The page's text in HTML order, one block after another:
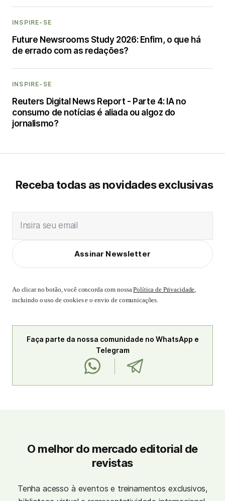
INSPIRE-SE
Future Newsrooms Study 2026: Enfim, o que há
de errado com as redações?
INSPIRE-SE
Reuters Digital News Report - Parte 4: IA no
consumo de notícias é aliada ou algoz do
jornalismo?
Receba todas as novidades exclusivas
Insira seu email
Assinar Newsletter
Ao clicar no botão, você concorda com nossaPolítica de Privacidade,
incluindo o uso de cookies e o envio de comunicações.
Faça parte da nossa comunidade no WhatsApp e
Telegram
O melhor do mercado editorial de
revistas
Tenha acesso à eventos e treinamentos exclusivos,